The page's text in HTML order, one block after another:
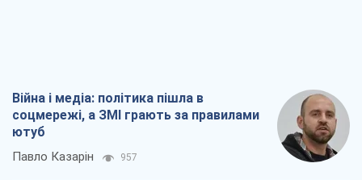
Війна і медіа: політика пішла в
соцмережі, а ЗМІ грають за правилами
ютуб
Павло Казарін 957